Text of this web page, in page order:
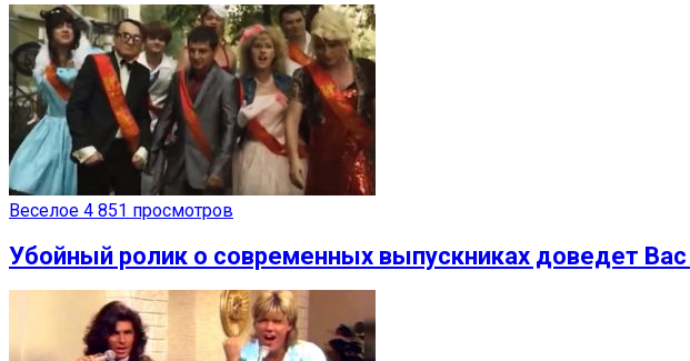
Веселое 4 851 просмотров
Убойный ролик о современных выпускниках доведет